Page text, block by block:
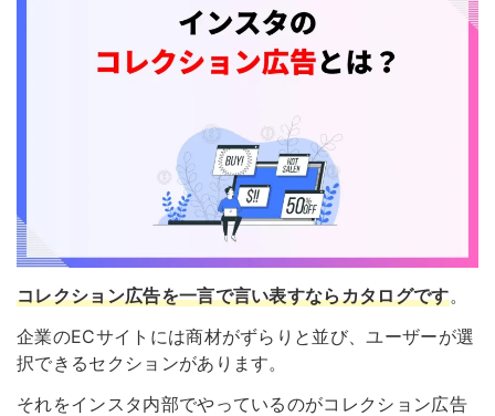
コレクション広告を一言で言い表すならカタログです。
企業のECサイトには商材がずらりと並び、ユーザーが選
択できるセクションがあります。
それをインスタ内部でやっているのがコレクション広告